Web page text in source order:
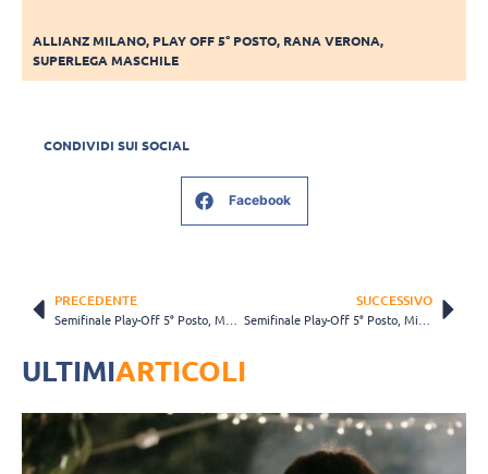
ALLIANZ MILANO, PLAY OFF 5° POSTO, RANA VERONA,
SUPERLEGA MASCHILE
CONDIVIDI SUI SOCIAL
Facebook
PRECEDENTE SUCCESSIVO
ULTIMIARTICOLI